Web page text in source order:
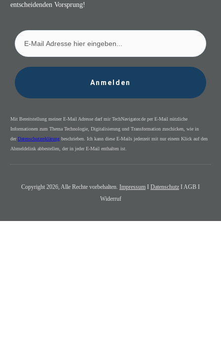
entscheidenden Vorsprung!
Anmelden
Mit Bereitstellung meiner E-Mail Adresse darf mir TechNavigator.de per E-Mail nützliche
Informationen zum Thema Technologie, Digitalisierung und Transformation zuschicken, wie in
derDatenschutzerklärung beschrieben. Ich kann diese E-Mails jederzeit mit nur einem Klick auf den
Abmeldelink abbestellen, der in jeder E-Mail enthalten ist.
Copyright 2026, Alle Rechte vorbehalten. Impressum I Datenschutz I AGB I
Widerruf